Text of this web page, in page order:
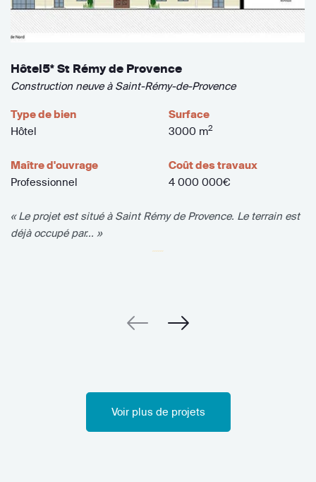
Hôtel5* St Rémy de Provence
Construction neuve à Saint-Rémy-de-Provence
Type de bien
Hôtel
Surface
3000 m2
Maître d'ouvrage
Professionnel
Coût des travaux
4 000 000€
« Le projet est situé à Saint Rémy de Provence. Le terrain est
déjà occupé par... »
Voir plus de projets